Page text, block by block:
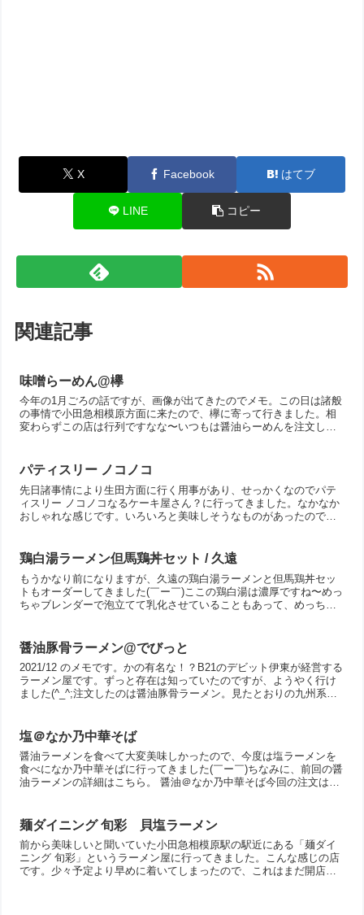
X Facebook はてブ
LINE コピー
関連記事
味噌らーめん@欅
今年の1月ごろの話ですが、画像が出てきたのでメモ。この日は諸般
の事情で小田急相模原方面に来たので、欅に寄って行きました。相
変わらずこの店は行列ですなな〜いつもは醤油らーめんを注文しま
パティスリー ノコノコ
先日諸事情により生田方面に行く用事があり、せっかくなのでパテ
ィスリー ノコノコなるケーキ屋さん？に行ってきました。なかなか
おしゃれな感じです。いろいろと美味しそうなものがあったのです
鶏白湯ラーメン但馬鶏丼セット / 久遠
もうかなり前になりますが、久遠の鶏白湯ラーメンと但馬鶏丼セッ
トもオーダーしてきました(￣ー￣)ここの鶏白湯は濃厚ですね〜めっ
ちゃブレンダーで泡立てて乳化させていることもあって、めっちゃ
醤油豚骨ラーメン@でびっと
2021/12 のメモです。かの有名な！？B21のデビット伊東が経営する
ラーメン屋です。ずっと存在は知っていたのですが、ようやく行け
ました(^_^;注文したのは醤油豚骨ラーメン。見たとおりの九州系の
塩＠なか乃中華そば
醤油ラーメンを食べて大変美味しかったので、今度は塩ラーメンを
食べになか乃中華そばに行ってきました(￣ー￣)ちなみに、前回の醤
油ラーメンの詳細はこちら。 醤油＠なか乃中華そば今回の注文は、
麺ダイニング 旬彩 貝塩ラーメン
前から美味しいと聞いていた小田急相模原駅の駅近にある「麺ダイ
ニング 旬彩」というラーメン屋に行ってきました。こんな感じの店
です。少々予定より早めに着いてしまったので、これはまだ開店前